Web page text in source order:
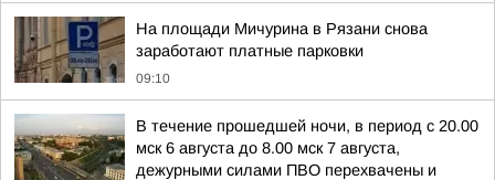
На площади Мичурина в Рязани снова
заработают платные парковки
09:10
В течение прошедшей ночи, в период с 20.00
мск 6 августа до 8.00 мск 7 августа,
дежурными силами ПВО перехвачены и